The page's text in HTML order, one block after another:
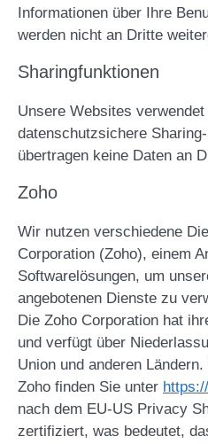
Informationen über Ihre
werden nicht an Dritte
Sharingfunktionen
Unsere Websites
datenschutzsichere
übertragen keine Daten an
Zoho
Wir nutzen verschiedene
Corporation (Zoho), einem
Softwarelösungen, um
angebotenen Dienste zu
Die Zoho Corporation hat
und verfügt über
Union und anderen
Zoho finden Sie unter
nach dem EU-US Privacy
zertifiziert, was bedeutet,